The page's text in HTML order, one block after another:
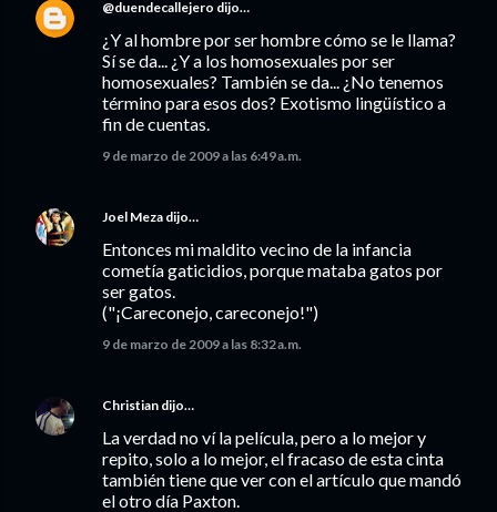
@duendecallejero dijo…
¿Y al hombre por ser hombre cómo se le llama?
Sí se da... ¿Y a los homosexuales por ser
homosexuales? También se da... ¿No tenemos
término para esos dos? Exotismo lingüístico a
fin de cuentas.
9 de marzo de 2009 a las 6:49 a.m.
Joel Meza dijo…
Entonces mi maldito vecino de la infancia
cometía gaticidios, porque mataba gatos por
ser gatos.
("¡Careconejo, careconejo!")
9 de marzo de 2009 a las 8:32 a.m.
Christian dijo…
La verdad no ví la película, pero a lo mejor y
repito, solo a lo mejor, el fracaso de esta cinta
también tiene que ver con el artículo que mandó
el otro día Paxton.